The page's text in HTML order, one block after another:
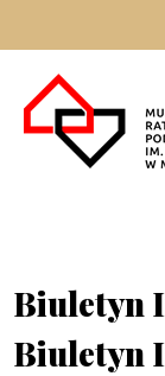
Biuletyn
Biuletyn